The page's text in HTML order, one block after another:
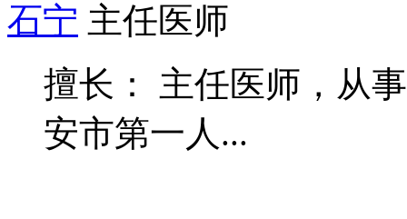
石宁 主任医师
擅长： 主任医师，从
安市第一人...